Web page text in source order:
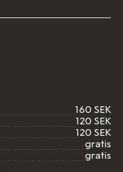
160 SEK
120 SEK
120 SEK
gratis
gratis